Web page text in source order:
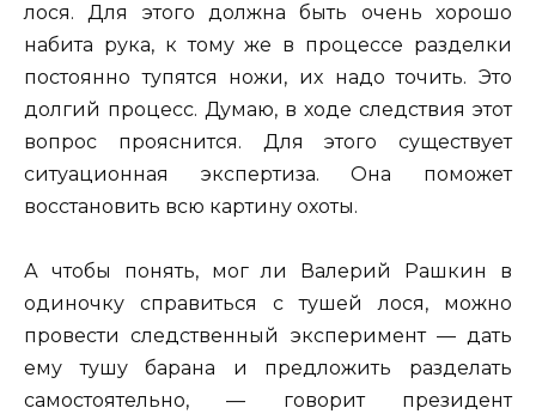
лося. Для этого должна быть очень хорошо
набита рука, к тому же в процессе разделки
постоянно тупятся ножи, их надо точить. Это
долгий процесс. Думаю, в ходе следствия этот
вопрос прояснится. Для этого существует
ситуационная экспертиза. Она поможет
восстановить всю картину охоты.
А чтобы понять, мог ли Валерий Рашкин в
одиночку справиться с тушей лося, можно
провести следственный эксперимент — дать
ему тушу барана и предложить разделать
самостоятельно, — говорит президент